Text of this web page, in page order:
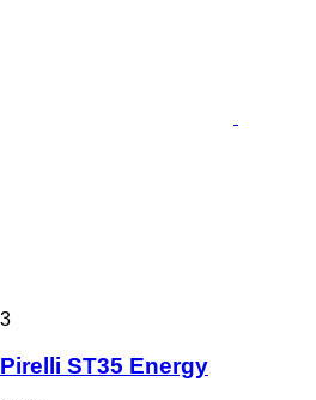
3
Pirelli ST35 Energy